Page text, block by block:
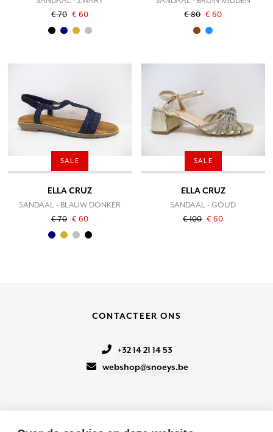
€ 70 € 60
€ 80 € 60
SALE
ELLA CRUZ
SANDAAL - BLAUW DONKER
€ 70 € 60
SALE
ELLA CRUZ
SANDAAL - GOUD
€ 100 € 60
CONTACTEER ONS
+32 14 21 14 53
webshop@snoeys.be